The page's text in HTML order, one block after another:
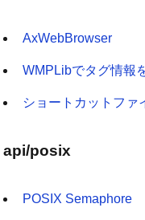
AxWebBrowser
WMPLibでタグ情報
ショートカットファ
api/posix
POSIX Semaphore